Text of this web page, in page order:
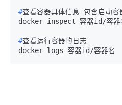
#查看容器具体信息 包含启动容
#查看运行容器的日志